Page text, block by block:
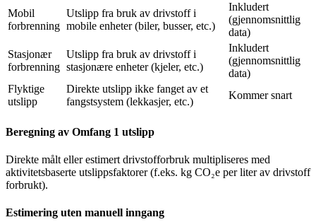
Mobil
forbrenning
Utslipp fra bruk av drivstoff i
mobile enheter (biler, busser, etc.)
Inkludert
(gjennomsnittlig
data)
Stasjonær
forbrenning
Utslipp fra bruk av drivstoff i
stasjonære enheter (kjeler, etc.)
Inkludert
(gjennomsnittlig
data)
Flyktige
utslipp
Direkte utslipp ikke fanget av et
fangstsystem (lekkasjer, etc.)
Kommer snart
Beregning av Omfang 1 utslipp
Direkte målt eller estimert drivstofforbruk multipliseres med
aktivitetsbaserte utslippsfaktorer (f.eks. kg CO₂e per liter av drivstoff
forbrukt).
Estimering uten manuell inngang